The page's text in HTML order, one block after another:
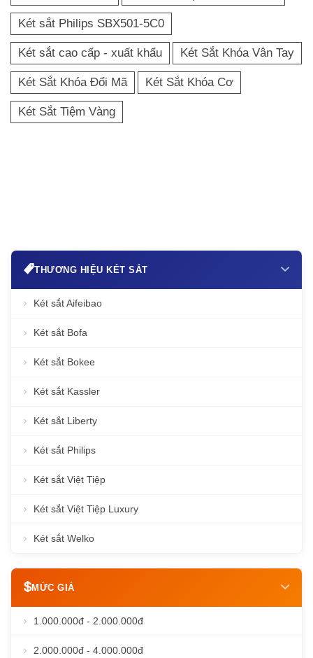
THƯƠNG HIỆU KÉT SẮT
Két sắt Aifeibao
Két sắt Bofa
Két sắt Bokee
Két sắt Kassler
Két sắt Liberty
Két sắt Philips
Két sắt Việt Tiệp
Két sắt Việt Tiệp Luxury
Két sắt Welko
MỨC GIÁ
1.000.000đ - 2.000.000đ
2.000.000đ - 4.000.000đ
Két sắt Philips SBX501-5C0
Két sắt cao cấp - xuất khẩu Két Sắt Khóa Vân Tay
Két Sắt Khóa Đổi Mã Két Sắt Khóa Cơ
Két Sắt Tiệm Vàng